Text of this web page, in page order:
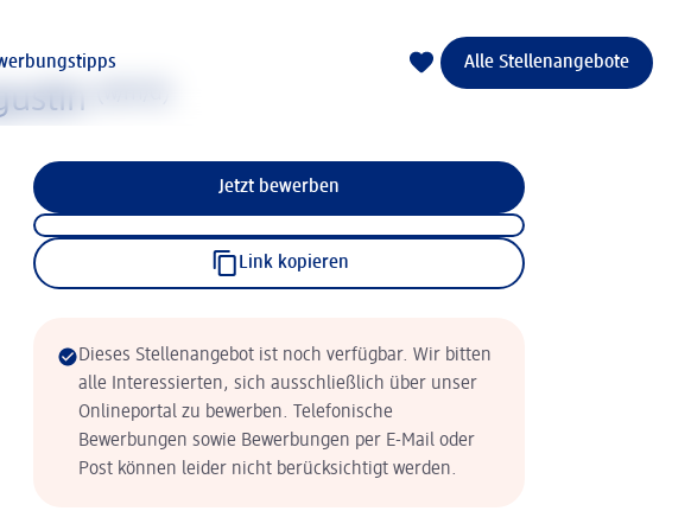
Alle Stellenangebote
Jetzt bewerben
Link kopieren
Dieses Stellenangebot ist noch verfügbar. Wir bitten
alle Interessierten, sich ausschließlich über unser
Onlineportal zu bewerben. Telefonische
Bewerbungen sowie Bewerbungen per E-Mail oder
Post können leider nicht berücksichtigt werden.